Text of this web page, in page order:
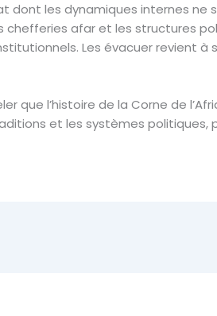
dont les dynamiques internes
afar et les structures
Les évacuer revient à
l’histoire de la Corne de
et les systèmes politiques,